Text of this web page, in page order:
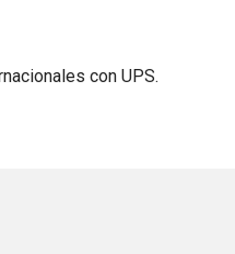
con UPS.